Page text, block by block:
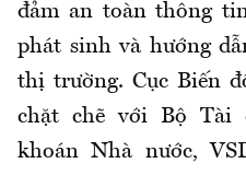
đảm an toàn thông
phát sinh và hướng
thị trường. Cục Biến
chặt chẽ với Bộ Tài
khoán Nhà nước,